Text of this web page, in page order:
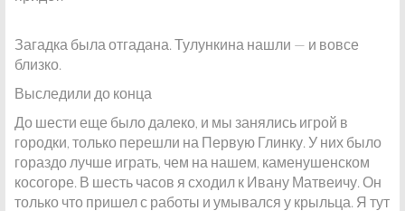
Загадка была отгадана. Тулункина нашли — и вовсе
близко.
Выследили до конца
До шести еще было далеко, и мы занялись игрой в
городки, только перешли на Первую Глинку. У них было
гораздо лучше играть, чем на нашем, каменушенском
косогоре. В шесть часов я сходил к Ивану Матвеичу. Он
только что пришел с работы и умывался у крыльца. Я тут